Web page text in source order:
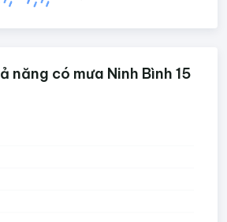
năng có mưa Ninh Bình 15